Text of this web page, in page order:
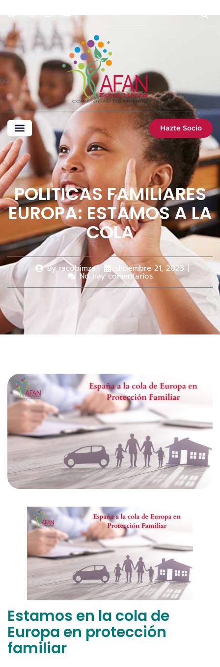
Hazte Socio
POLITICAS FAMILIARES
EUROPA: ESTAMOS A LA
COLA
Byracobimza diciembre 21, 2023
No hay comentarios
Estamos en la cola de
Europa en protección
familiar